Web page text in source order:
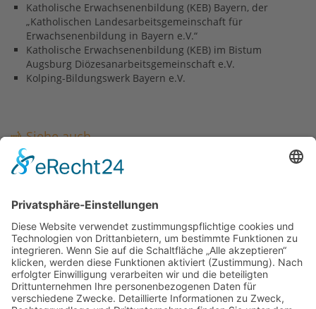
Katholische Erwachsenenbildung (KEB) Bayern, der
„Katholischen Landesarbeitsgemeinschaft für
Erwachsenenbildung in Bayern e.V.“
Katholische Erwachsenenbildung (KEB) im Bistum
Augsburg Diözesanarbeitsgemeinschaft e.V.
Kolping-Bildungswerk Bayern e.V.
Siehe auch
Veranstaltungen
Links
KEB Bayern
KEB im Bistum Augsburg
Kolping-Bildungswerk Bayern